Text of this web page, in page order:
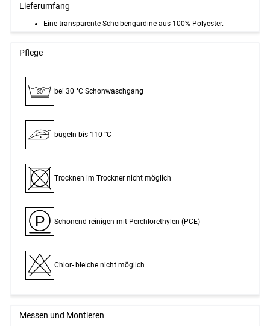
Lieferumfang
Eine transparente Scheibengardine aus 100% Polyester.
Pflege
30° bei 30 °C Schon­waschgang
bügeln bis 110 °C
Trocknen im Trockner nicht möglich
P Schonend reinigen mit Perchlor­ethylen (PCE)
Chlor- bleiche nicht möglich
Messen und Montieren